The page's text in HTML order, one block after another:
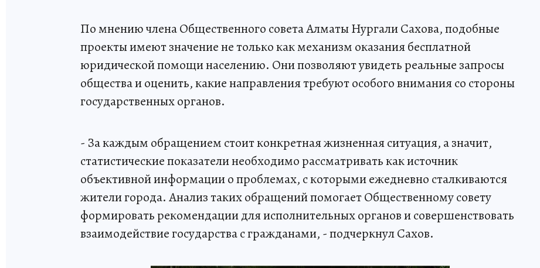
По мнению члена Общественного совета Алматы Нургали Сахова, подобные
проекты имеют значение не только как механизм оказания бесплатной
юридической помощи населению. Они позволяют увидеть реальные запросы
общества и оценить, какие направления требуют особого внимания со стороны
государственных органов.
- За каждым обращением стоит конкретная жизненная ситуация, а значит,
статистические показатели необходимо рассматривать как источник
объективной информации о проблемах, с которыми ежедневно сталкиваются
жители города. Анализ таких обращений помогает Общественному совету
формировать рекомендации для исполнительных органов и совершенствовать
взаимодействие государства с гражданами, - подчеркнул Сахов.